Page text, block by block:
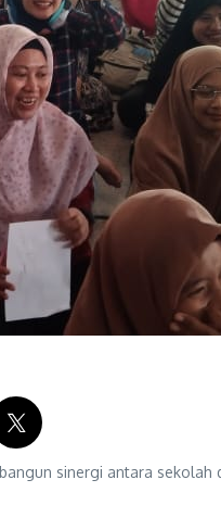
sinergi antara